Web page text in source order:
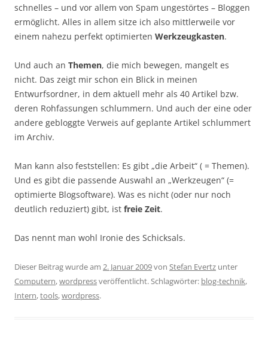
schnelles – und vor allem von Spam ungestörtes – Bloggen
ermöglicht. Alles in allem sitze ich also mittlerweile vor
einem nahezu perfekt optimierten Werkzeugkasten.
Und auch an Themen, die mich bewegen, mangelt es
nicht. Das zeigt mir schon ein Blick in meinen
Entwurfsordner, in dem aktuell mehr als 40 Artikel bzw.
deren Rohfassungen schlummern. Und auch der eine oder
andere gebloggte Verweis auf geplante Artikel schlummert
im Archiv.
Man kann also feststellen: Es gibt „die Arbeit“ ( = Themen).
Und es gibt die passende Auswahl an „Werkzeugen“ (=
optimierte Blogsoftware). Was es nicht (oder nur noch
deutlich reduziert) gibt, ist freie Zeit.
Das nennt man wohl Ironie des Schicksals.
Dieser Beitrag wurde am 2. Januar 2009von Stefan Evertz unter
Computern,wordpressveröffentlicht. Schlagwörter: blog-technik,
Intern,tools,wordpress.